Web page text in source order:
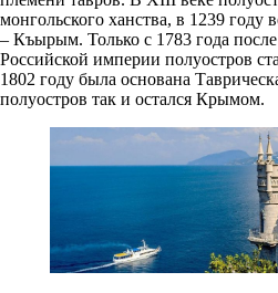
монгольского ханства, в 1239 году
– Къырым. Только с 1783 года
Российской империи полуостров
1802 году была основана
полуостров так и остался Крымом.